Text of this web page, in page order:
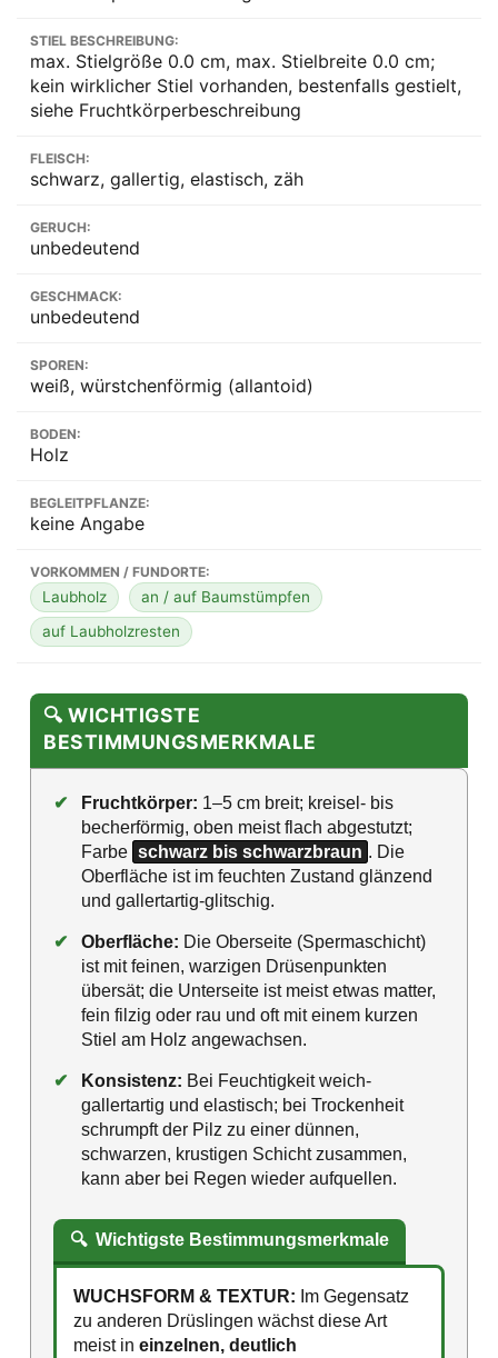
STIEL BESCHREIBUNG:
max. Stielgröße 0.0 cm, max. Stielbreite 0.0 cm;
kein wirklicher Stiel vorhanden, bestenfalls gestielt,
siehe Fruchtkörperbeschreibung
FLEISCH:
schwarz, gallertig, elastisch, zäh
GERUCH:
unbedeutend
GESCHMACK:
unbedeutend
SPOREN:
weiß, würstchenförmig (allantoid)
BODEN:
Holz
BEGLEITPFLANZE:
keine Angabe
VORKOMMEN / FUNDORTE:
Laubholz
an / auf Baumstümpfen
auf Laubholzresten
🔍 WICHTIGSTE
BESTIMMUNGSMERKMALE
✔ Fruchtkörper: 1–5 cm breit; kreisel- bis
becherförmig, oben meist flach abgestutzt;
Farbe schwarz bis schwarzbraun . Die
Oberfläche ist im feuchten Zustand glänzend
und gallertartig-glitschig.
✔ Oberfläche: Die Oberseite (Spermaschicht)
ist mit feinen, warzigen Drüsenpunkten
übersät; die Unterseite ist meist etwas matter,
fein filzig oder rau und oft mit einem kurzen
Stiel am Holz angewachsen.
✔ Konsistenz: Bei Feuchtigkeit weich-
gallertartig und elastisch; bei Trockenheit
schrumpft der Pilz zu einer dünnen,
schwarzen, krustigen Schicht zusammen,
kann aber bei Regen wieder aufquellen.
🔍 Wichtigste Bestimmungsmerkmale
WUCHSFORM & TEXTUR: Im Gegensatz
zu anderen Drüslingen wächst diese Art
meist in einzelnen, deutlich